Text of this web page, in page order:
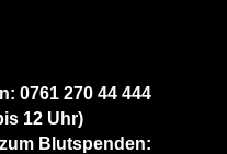
0761 270 44 444
12 Uhr)
Blutspenden: